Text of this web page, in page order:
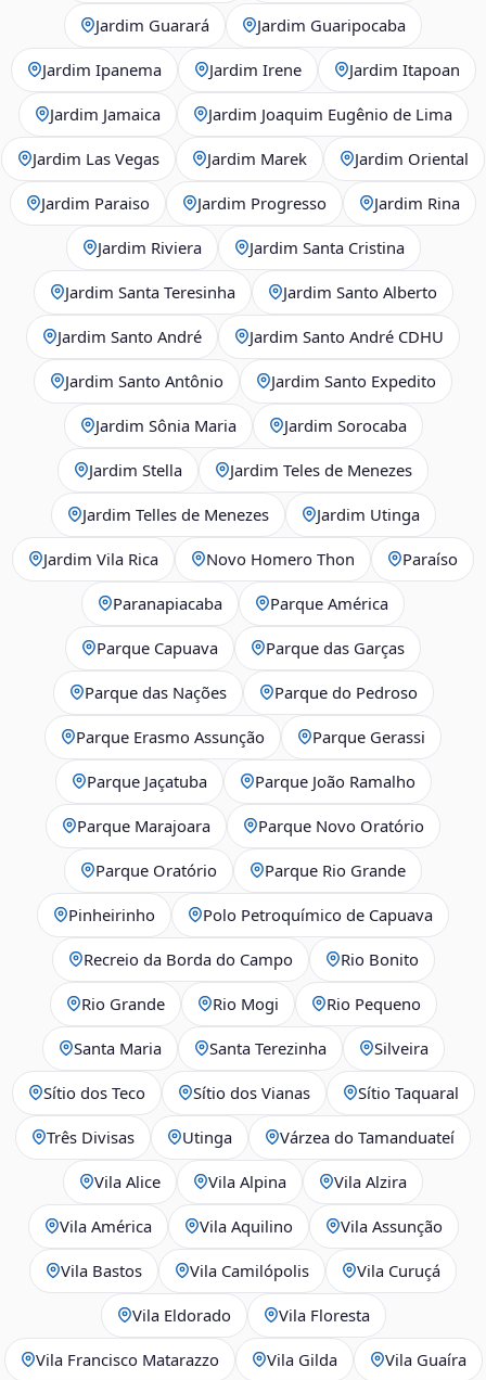
Jardim Guarará Jardim Guaripocaba
Jardim Ipanema Jardim Irene Jardim Itapoan
Jardim Jamaica Jardim Joaquim Eugênio de Lima
Jardim Las Vegas Jardim Marek Jardim Oriental
Jardim Paraiso Jardim Progresso Jardim Rina
Jardim Riviera Jardim Santa Cristina
Jardim Santa Teresinha Jardim Santo Alberto
Jardim Santo André Jardim Santo André CDHU
Jardim Santo Antônio Jardim Santo Expedito
Jardim Sônia Maria Jardim Sorocaba
Jardim Stella Jardim Teles de Menezes
Jardim Telles de Menezes Jardim Utinga
Jardim Vila Rica Novo Homero Thon Paraíso
Paranapiacaba Parque América
Parque Capuava Parque das Garças
Parque das Nações Parque do Pedroso
Parque Erasmo Assunção Parque Gerassi
Parque Jaçatuba Parque João Ramalho
Parque Marajoara Parque Novo Oratório
Parque Oratório Parque Rio Grande
Pinheirinho Polo Petroquímico de Capuava
Recreio da Borda do Campo Rio Bonito
Rio Grande Rio Mogi Rio Pequeno
Santa Maria Santa Terezinha Silveira
Sítio dos Teco Sítio dos Vianas Sítio Taquaral
Três Divisas Utinga Várzea do Tamanduateí
Vila Alice Vila Alpina Vila Alzira
Vila América Vila Aquilino Vila Assunção
Vila Bastos Vila Camilópolis Vila Curuçá
Vila Eldorado Vila Floresta
Vila Francisco Matarazzo Vila Gilda Vila Guaíra